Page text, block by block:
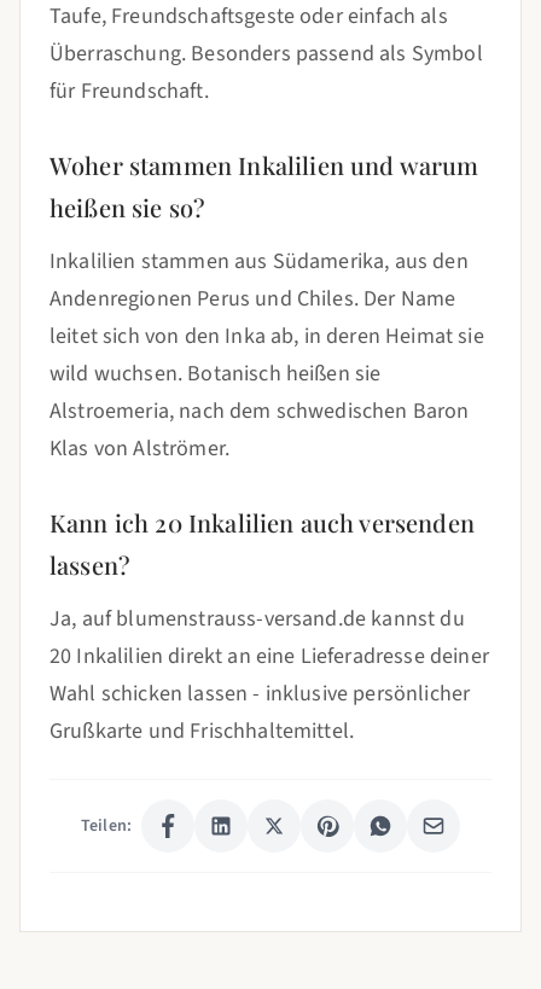
Taufe, Freundschaftsgeste oder einfach als
Überraschung. Besonders passend als Symbol
für Freundschaft.
Woher stammen Inkalilien und warum
heißen sie so?
Inkalilien stammen aus Südamerika, aus den
Andenregionen Perus und Chiles. Der Name
leitet sich von den Inka ab, in deren Heimat sie
wild wuchsen. Botanisch heißen sie
Alstroemeria, nach dem schwedischen Baron
Klas von Alströmer.
Kann ich 20 Inkalilien auch versenden
lassen?
Ja, auf blumenstrauss-versand.de kannst du
20 Inkalilien direkt an eine Lieferadresse deiner
Wahl schicken lassen - inklusive persönlicher
Grußkarte und Frischhaltemittel.
Teilen: